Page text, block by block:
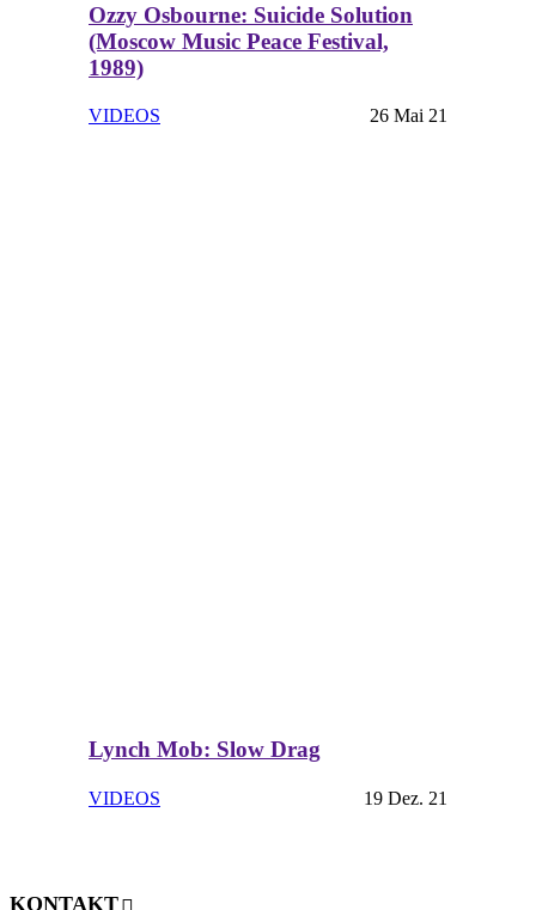
Ozzy Osbourne: Suicide Solution
(Moscow Music Peace Festival,
1989)
VIDEOS 26 Mai 21
Lynch Mob: Slow Drag
VIDEOS 19 Dez. 21
KONTAKT